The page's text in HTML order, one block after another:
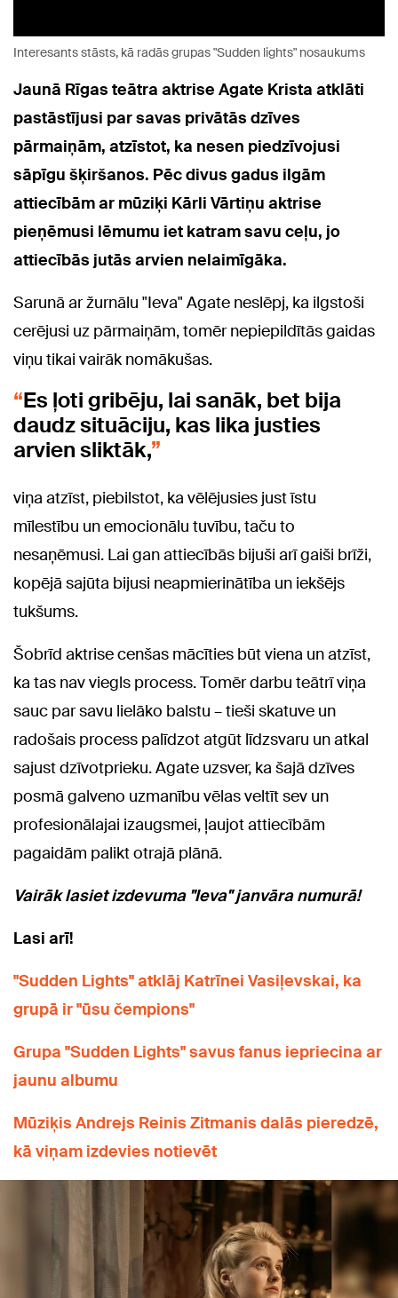
Interesants stāsts, kā radās grupas "Sudden lights" nosaukums
Jaunā Rīgas teātra aktrise Agate Krista atklāti
pastāstījusi par savas privātās dzīves
pārmaiņām, atzīstot, ka nesen piedzīvojusi
sāpīgu šķiršanos. Pēc divus gadus ilgām
attiecībām ar mūziķi Kārli Vārtiņu aktrise
pieņēmusi lēmumu iet katram savu ceļu, jo
attiecībās jutās arvien nelaimīgāka.
Sarunā ar žurnālu "Ieva" Agate neslēpj, ka ilgstoši
cerējusi uz pārmaiņām, tomēr nepiepildītās gaidas
viņu tikai vairāk nomākušas.
Es ļoti gribēju, lai sanāk, bet bija
daudz situāciju, kas lika justies
arvien sliktāk,
viņa atzīst, piebilstot, ka vēlējusies just īstu
mīlestību un emocionālu tuvību, taču to
nesaņēmusi. Lai gan attiecībās bijuši arī gaiši brīži,
kopējā sajūta bijusi neapmierinātība un iekšējs
tukšums.
Šobrīd aktrise cenšas mācīties būt viena un atzīst,
ka tas nav viegls process. Tomēr darbu teātrī viņa
sauc par savu lielāko balstu – tieši skatuve un
radošais process palīdzot atgūt līdzsvaru un atkal
sajust dzīvotprieku. Agate uzsver, ka šajā dzīves
posmā galveno uzmanību vēlas veltīt sev un
profesionālajai izaugsmei, ļaujot attiecībām
pagaidām palikt otrajā plānā.
Vairāk lasiet izdevuma "Ieva" janvāra numurā!
Lasi arī!
"Sudden Lights" atklāj Katrīnei Vasiļevskai, ka
grupā ir "ūsu čempions"
Grupa "Sudden Lights" savus fanus iepriecina ar
jaunu albumu
Mūziķis Andrejs Reinis Zitmanis dalās pieredzē,
kā viņam izdevies notievēt